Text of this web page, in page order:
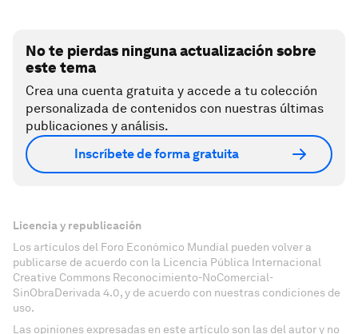
No te pierdas ninguna actualización sobre
este tema
Crea una cuenta gratuita y accede a tu colección
personalizada de contenidos con nuestras últimas
publicaciones y análisis.
Inscríbete de forma gratuita
Licencia y republicación
Los artículos del Foro Económico Mundial pueden volver a
publicarse de acuerdo con la Licencia Pública Internacional
Creative Commons Reconocimiento-NoComercial-
SinObraDerivada 4.0, y de acuerdo con nuestras condiciones de
uso.
Las opiniones expresadas en este artículo son las del autor y no